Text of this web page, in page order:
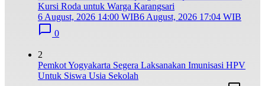
Kursi Roda untuk Warga Karangsari
6 August, 2026 14:00 WIB6 August, 2026 17:04 WIB
0
2
Pemkot Yogyakarta Segera Laksanakan Imunisasi HPV
Untuk Siswa Usia Sekolah